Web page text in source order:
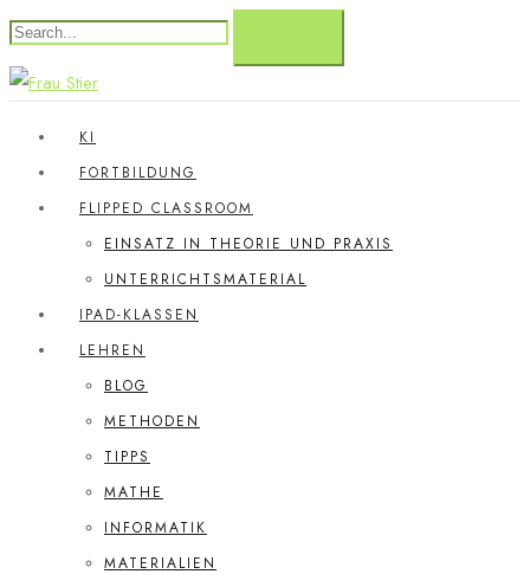
KI
FORTBILDUNG
FLIPPED CLASSROOM
EINSATZ IN THEORIE UND PRAXIS
UNTERRICHTSMATERIAL
IPAD-KLASSEN
LEHREN
BLOG
METHODEN
TIPPS
MATHE
INFORMATIK
MATERIALIEN